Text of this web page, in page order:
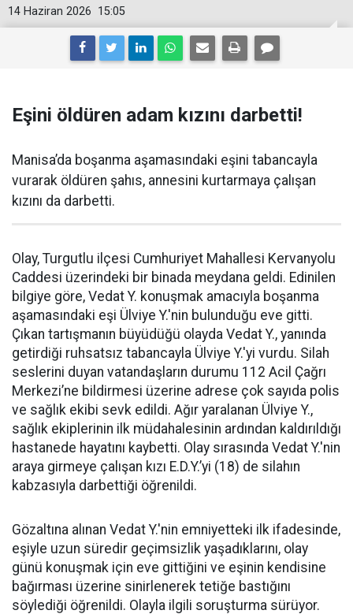
15:05
14 Haziran 2026
Eşini öldüren adam kızını darbetti!
Manisa’da boşanma aşamasındaki eşini tabancayla
vurarak öldüren şahıs, annesini kurtarmaya çalışan
kızını da darbetti.
Olay, Turgutlu ilçesi Cumhuriyet Mahallesi Kervanyolu
Caddesi üzerindeki bir binada meydana geldi. Edinilen
bilgiye göre, Vedat Y. konuşmak amacıyla boşanma
aşamasındaki eşi Ülviye Y.'nin bulunduğu eve gitti.
Çıkan tartışmanın büyüdüğü olayda Vedat Y., yanında
getirdiği ruhsatsız tabancayla Ülviye Y.'yi vurdu. Silah
seslerini duyan vatandaşların durumu 112 Acil Çağrı
Merkezi’ne bildirmesi üzerine adrese çok sayıda polis
ve sağlık ekibi sevk edildi. Ağır yaralanan Ülviye Y.,
sağlık ekiplerinin ilk müdahalesinin ardından kaldırıldığı
hastanede hayatını kaybetti. Olay sırasında Vedat Y.'nin
araya girmeye çalışan kızı E.D.Y.’yi (18) de silahın
kabzasıyla darbettiği öğrenildi.
Gözaltına alınan Vedat Y.'nin emniyetteki ilk ifadesinde,
eşiyle uzun süredir geçimsizlik yaşadıklarını, olay
günü konuşmak için eve gittiğini ve eşinin kendisine
bağırması üzerine sinirlenerek tetiğe bastığını
söylediği öğrenildi. Olayla ilgili soruşturma sürüyor.